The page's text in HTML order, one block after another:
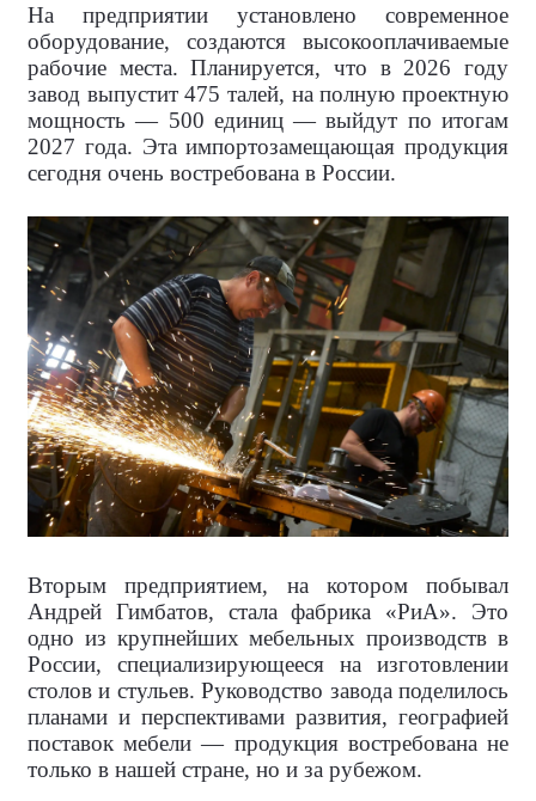
На предприятии установлено современное
оборудование, создаются высокооплачиваемые
рабочие места. Планируется, что в 2026 году
завод выпустит 475 талей, на полную проектную
мощность — 500 единиц — выйдут по итогам
2027 года. Эта импортозамещающая продукция
сегодня очень востребована в России.
Вторым предприятием, на котором побывал
Андрей Гимбатов, стала фабрика «РиА». Это
одно из крупнейших мебельных производств в
России, специализирующееся на изготовлении
столов и стульев. Руководство завода поделилось
планами и перспективами развития, географией
поставок мебели — продукция востребована не
только в нашей стране, но и за рубежом.